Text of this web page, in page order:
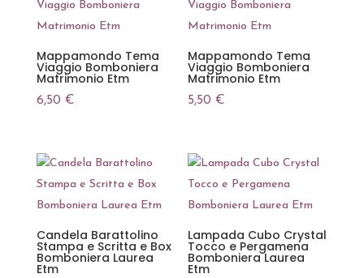
Mappamondo Tema
Viaggio Bomboniera
Matrimonio Etm
6,50 €
Mappamondo Tema
Viaggio Bomboniera
Matrimonio Etm
5,50€
Candela Barattolino
Stampa e Scritta e Box
Bomboniera Laurea
Etm
Lampada Cubo Crystal
Tocco e Pergamena
Bomboniera Laurea
Etm